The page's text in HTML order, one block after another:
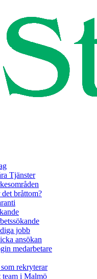
Tjänster
bråttom?
jobb
ansökan
medarbetare
rekryterar
team i Malmö